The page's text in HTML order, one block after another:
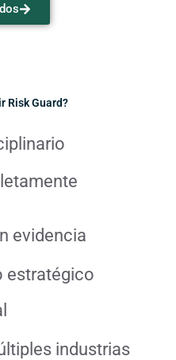
Risk Guard?
evidencia
estratégico
industrias